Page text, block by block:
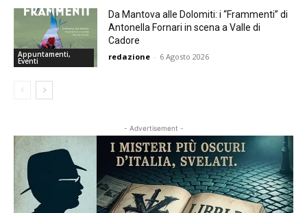
Appuntamenti,
Eventi
Da Mantova alle Dolomiti: i “Frammenti” di
Antonella Fornari in scena a Valle di
Cadore
redazione - 6 Agosto 2026
- Advertisement -